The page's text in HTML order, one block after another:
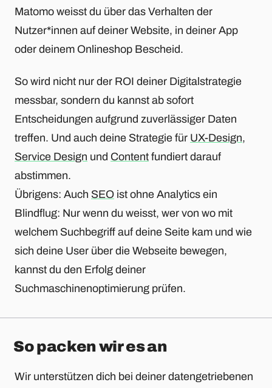
Matomo weisst du über das Verhalten der
Nutzer*innen auf deiner Website, in deiner App
oder deinem Onlineshop Bescheid.
So wird nicht nur der ROI deiner Digitalstrategie
messbar, sondern du kannst ab sofort
Entscheidungen aufgrund zuverlässiger Daten
treffen. Und auch deine Strategie für UX-Design,
Service Design und Content fundiert darauf
abstimmen.
Übrigens: Auch SEO ist ohne Analytics ein
Blindflug: Nur wenn du weisst, wer von wo mit
welchem Suchbegriff auf deine Seite kam und wie
sich deine User über die Webseite bewegen,
kannst du den Erfolg deiner
Suchmaschinenoptimierung prüfen.
So packen wir es an
Wir unterstützen dich bei deiner datengetriebenen